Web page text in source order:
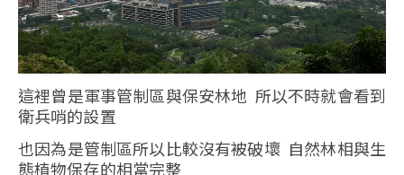
這裡曾是軍事管制區與保安林地 所以不時就會看到
衛兵哨的設置
也因為是管制區所以比較沒有被破壞 自然林相與生
態植物保存的相當完整